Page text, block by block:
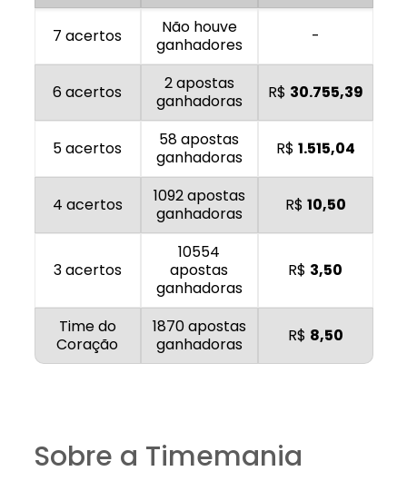
7 acertos
Não houve
ganhadores
-
6 acertos
2 apostas
ganhadoras
R$ 30.755,39
5 acertos
58 apostas
ganhadoras
R$ 1.515,04
4 acertos
1092 apostas
ganhadoras
R$ 10,50
3 acertos
10554
apostas
ganhadoras
R$ 3,50
Time do
Coração
1870 apostas
ganhadoras
R$ 8,50
Sobre a Timemania